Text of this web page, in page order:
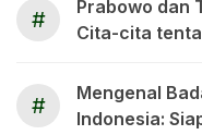
#
Prabowo dan
Cita-cita
#
Mengenal
Indonesia: